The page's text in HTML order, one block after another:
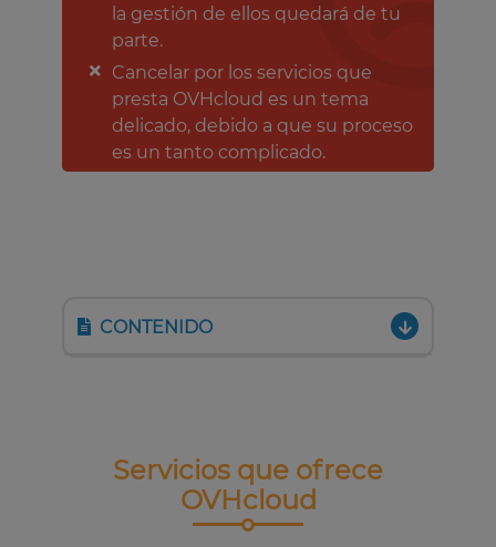
la gestión de ellos quedará de tu
parte.
Cancelar por los servicios que
presta OVHcloud es un tema
delicado, debido a que su proceso
es un tanto complicado.
CONTENIDO
Servicios que ofrece
OVHcloud